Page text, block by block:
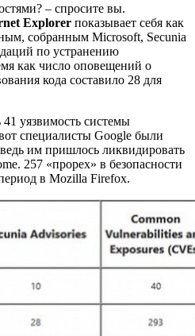
– спросите вы.
Explorer показывает себя как
собранным Microsoft, Secunia
по устранению
как число оповещений о
кода составило 28 для
уязвимость системы
специалисты Google были
им пришлось ликвидировать
257 «прорех» в безопасности
в Mozilla Firefox.